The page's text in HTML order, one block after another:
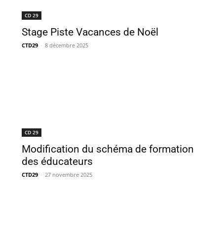
CD 29
Stage Piste Vacances de Noël
CTD29 - 8 décembre 2025
CD 29
Modification du schéma de formation
des éducateurs
CTD29 - 27 novembre 2025